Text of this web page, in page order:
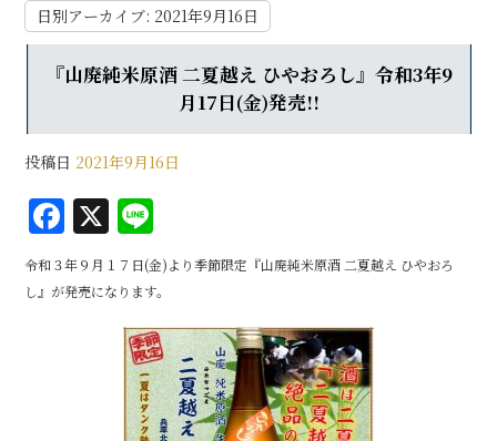
日別アーカイブ: 2021年9月16日
『山廃純米原酒 二夏越え ひやおろし』令和3年9
月17日(金)発売!!
投稿日 2021年9月16日
F
a
c
X
n
e
令和３年９月１７日(金)より季節限定『山廃純米原酒 二夏越え ひやおろ
し』が発売になります。